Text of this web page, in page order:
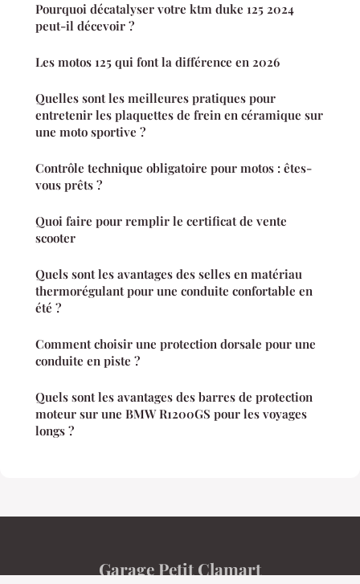
Pourquoi décatalyser votre ktm duke 125 2024
peut-il décevoir ?
Les motos 125 qui font la différence en 2026
Quelles sont les meilleures pratiques pour
entretenir les plaquettes de frein en céramique sur
une moto sportive ?
Contrôle technique obligatoire pour motos : êtes-
vous prêts ?
Quoi faire pour remplir le certificat de vente
scooter
Quels sont les avantages des selles en matériau
thermorégulant pour une conduite confortable en
été ?
Comment choisir une protection dorsale pour une
conduite en piste ?
Quels sont les avantages des barres de protection
moteur sur une BMW R1200GS pour les voyages
longs ?
Garage Petit Clamart